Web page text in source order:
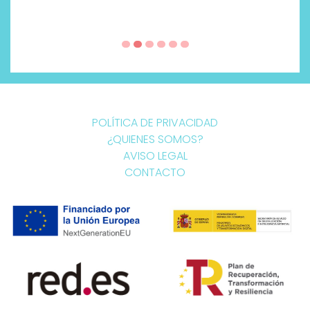
POLÍTICA DE PRIVACIDAD
¿QUIENES SOMOS?
AVISO LEGAL
CONTACTO